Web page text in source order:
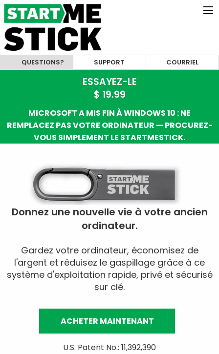
QUESTIONS? SUPPORT COURRIEL
ESSAYEZ-LE
$ 19.99
MICROSOFT A MIS FIN À WINDOWS 10 : NE
REMPLACEZ PAS VOTRE ORDINATEUR — PROCUREZ-
VOUS SIMPLEMENT LE STARTMESTICK.
Donnez une nouvelle vie à votre ancien
ordinateur.
Gardez votre ordinateur, économisez de
l'argent et réduisez le gaspillage grâce à ce
système d'exploitation rapide, privé et sécurisé
sur clé.
ACHETER MAINTENANT
U.S. Patent No.: 11,392,390